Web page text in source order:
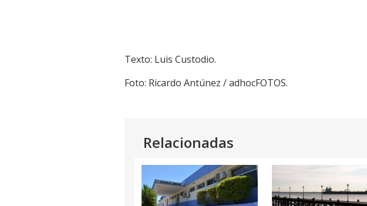
Texto: Luis Custodio.
Foto: Ricardo Antúnez / adhocFOTOS.
Relacionadas